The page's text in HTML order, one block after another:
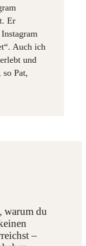
Er
Auch ich
und
Pat,
warum du
–